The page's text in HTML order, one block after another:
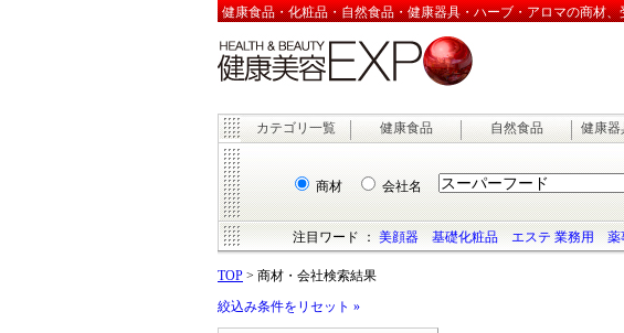
健康食品・化粧品・自然食品・健康器具・ハーブ・アロマの商材
カテゴリ一覧 健康食品 自然食品 健康器
商材 会社名
注目ワード ：美顔器 基礎化粧品 エステ 業務用 薬
TOP > 商材・会社検索結果
絞込み条件をリセット »